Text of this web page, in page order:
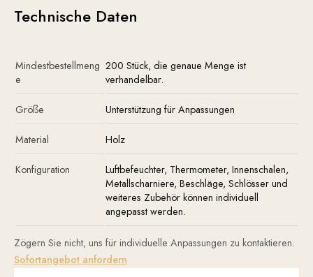
Technische Daten
Mindestbestellmeng
e
200 Stück, die genaue Menge ist
verhandelbar.
Größe Unterstützung für Anpassungen
Material Holz
Konfiguration
Luftbefeuchter, Thermometer, Innenschalen,
Metallscharniere, Beschläge, Schlösser und
weiteres Zubehör können individuell
angepasst werden.
Zögern Sie nicht, uns für individuelle Anpassungen zu kontaktieren.
Sofortangebot anfordern